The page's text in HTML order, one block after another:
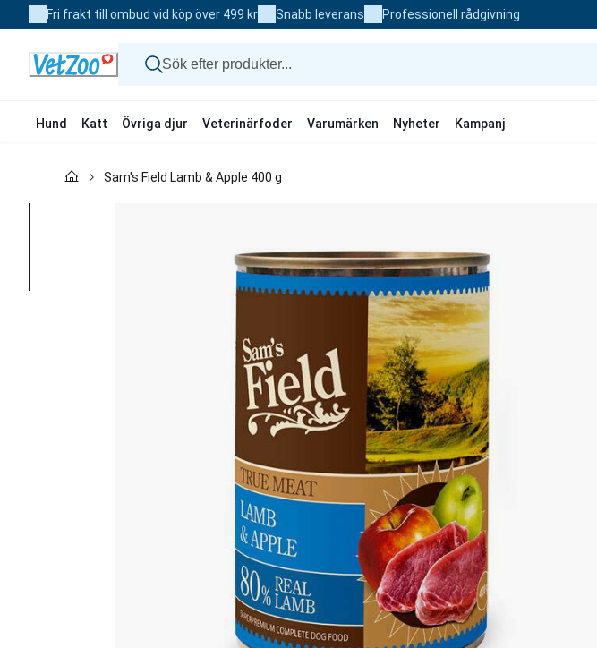
to
Fri frakt till ombud vid köp över 499 kr Snabb leverans Professionell rådgivning
Hund Katt Övriga djur Veterinärfoder Varumärken Nyheter Kampanj
Sam's Field Lamb & Apple 400 g